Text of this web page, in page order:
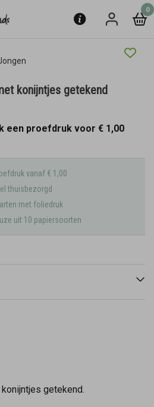
0
konijntjes getekend
een proefdruk voor € 1,00
vanaf € 1,00
thuisbezorgd
met foliedruk
uit 10 papiersoorten
getekend.